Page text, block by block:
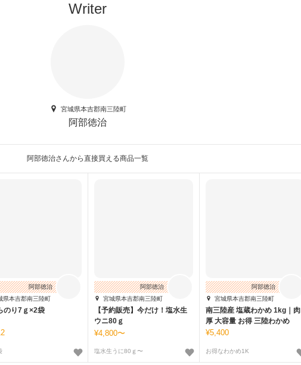
Writer
宮城県本吉郡南三陸町
阿部徳治
阿部徳治さんから直接買える商品一覧
のり7ｇ×2袋
阿部徳治
県本吉郡南三陸町
【予約販売】今だけ！塩水生
ウニ80ｇ
4,800〜
塩水生うに80ｇ〜
阿部徳治
宮城県本吉郡南三陸町
南三陸産 塩蔵わかめ 1kg｜肉
厚 大容量 お得 三陸わかめ
5,400
お得なわかめ1K
阿部徳治
宮城県本吉郡南三陸町